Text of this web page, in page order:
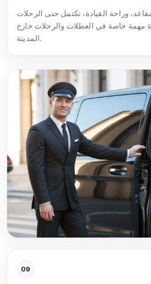
وراحة القيادة، تكتمل حتى الرحلات
مهمة خاصة في العطلات والرحلات خارج
المدينة.
09